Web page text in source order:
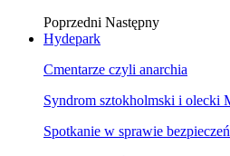
Poprzedni Następny
Hydepark
Cmentarze czyli anarchia
Syndrom sztokholmski i olecki
Spotkanie w sprawie